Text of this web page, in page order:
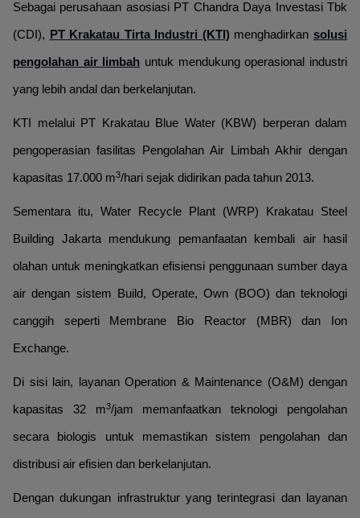
Sebagai perusahaan asosiasi PT Chandra Daya Investasi Tbk
(CDI), PT Krakatau Tirta Industri (KTI)menghadirkansolusi
pengolahan air limbah untuk mendukung operasional industri
yang lebih andal dan berkelanjutan.
KTI melalui PT Krakatau Blue Water (KBW) berperan dalam
pengoperasian fasilitas Pengolahan Air Limbah Akhir dengan
kapasitas 17.000 m3/hari sejak didirikan pada tahun 2013.
Sementara itu, Water Recycle Plant (WRP) Krakatau Steel
Building Jakarta mendukung pemanfaatan kembali air hasil
olahan untuk meningkatkan efisiensi penggunaan sumber daya
air dengan sistem Build, Operate, Own (BOO) dan teknologi
canggih seperti Membrane Bio Reactor (MBR) dan Ion
Exchange.
Di sisi lain, layanan Operation & Maintenance (O&M) dengan
kapasitas 32 m3/jam memanfaatkan teknologi pengolahan
secara biologis untuk memastikan sistem pengolahan dan
distribusi air efisien dan berkelanjutan.
Dengan dukungan infrastruktur yang terintegrasi dan layanan